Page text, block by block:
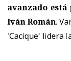
avanzado
Iván Román.
'Cacique' lidera